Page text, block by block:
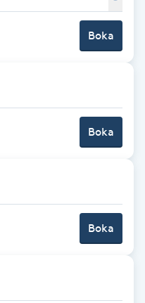
Boka
Boka
Boka